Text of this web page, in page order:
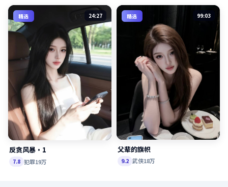
精选 24:27
反贪风暴·1
7.8 犯罪19万
精选 99:03
父辈的旗帜
9.2 武侠18万